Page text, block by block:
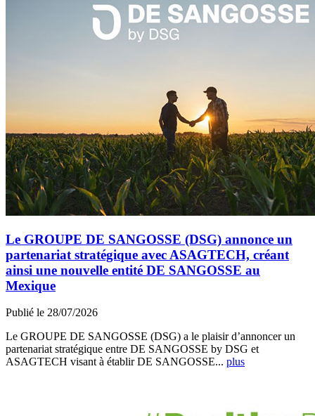
Le GROUPE DE SANGOSSE (DSG) annonce un
partenariat stratégique avec ASAGTECH, créant
ainsi une nouvelle entité DE SANGOSSE au
Mexique
Publié le 28/07/2026
Le GROUPE DE SANGOSSE (DSG) a le plaisir d’annoncer un
partenariat stratégique entre DE SANGOSSE by DSG et
ASAGTECH visant à établir DE SANGOSSE... plus